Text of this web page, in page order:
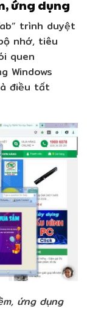
ứng dụng
trình duyệt
nhớ, tiêu
quen
Windows
điều tất
ứng dụng